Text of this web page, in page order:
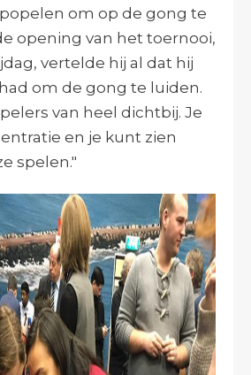
om op de gong te
opening van het toernooi,
vertelde hij al dat hij
om de gong te luiden.
van heel dichtbij. Je
en je kunt zien
spelen."